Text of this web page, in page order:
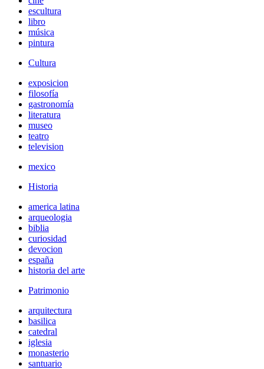
escultura
libro
música
pintura
Cultura
exposicion
filosofía
gastronomía
literatura
museo
teatro
television
mexico
Historia
america latina
arqueologia
biblia
curiosidad
devocion
españa
historia del arte
Patrimonio
arquitectura
basilica
catedral
iglesia
monasterio
santuario